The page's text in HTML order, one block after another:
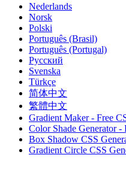
Nederlands
Norsk
Polski
Português (Brasil)
Português (Portugal)
Русский
Svenska
Türkçe
简体中文
繁體中文
Gradient Maker - Free
Color Shade Generator -
Box Shadow CSS
Gradient Circle CSS